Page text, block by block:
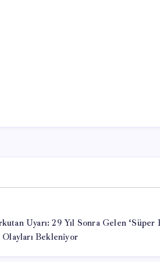
Uyarı: 29 Yıl Sonra Gelen ‘Süper
Olayları Bekleniyor